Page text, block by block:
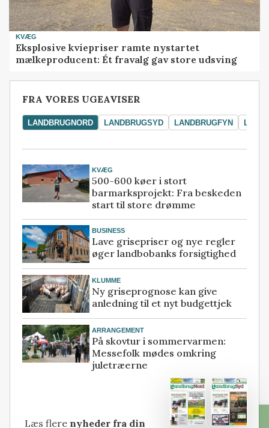
KVÆG
Eksplosive kviepriser ramte nystartet
mælkeproducent: Ét fravalg gav store udsving
FRA VORES UGEAVISER
LANDBRUGNORD LANDBRUGSYD LANDBRUGFYN
KVÆG
500-600 køer i stort
barmarksprojekt: Fra beskeden
start til store drømme
BUSINESS
Lave grisepriser og nye regler
øger landbobanks forsigtighed
KLUMME
Ny griseprognose kan give
anledning til et nyt budgettjek
ARRANGEMENT
På skovtur i sommervarmen:
Messefolk mødes omkring
juletræerne
Læs flere nyheder fra din